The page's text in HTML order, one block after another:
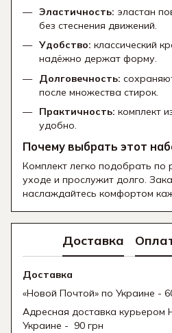
Эластичность: эластан
без стеснения движений.
Удобство: классический
надёжно держат форму.
Долговечность:
после множества стирок.
Практичность: комплект
удобно.
Почему выбрать этот
Комплект легко подобрать по
уходе и прослужит долго.
наслаждайтесь комфортом
Доставка
Доставка
«Новой Почтой» по Украине -
Адресная доставка курьером
Украине - 90 грн